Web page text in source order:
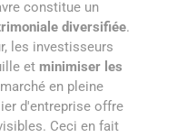
constitue un
diversifiée.
les investisseurs
et minimiser les
en pleine
d'entreprise offre
Ceci en fait